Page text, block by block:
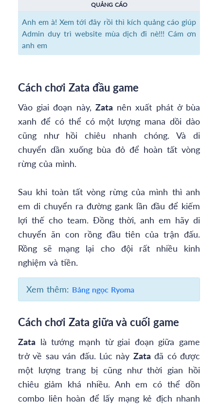
QUẢNG CÁO
Anh em à! Xem tới đây rồi thì kích quảng cáo giúp
Admin duy trì website mùa dịch đi nè!!! Cám ơn
anh em
Cách chơi Zata đầu game
Vào giai đoạn này, Zatanên xuất phát ở bùa
xanh để có thể có một lượng mana dồi dào
cũng như hồi chiêu nhanh chóng. Và di
chuyển dần xuống bùa đỏ để hoàn tất vòng
rừng của mình.
Sau khi toàn tất vòng rừng của mình thì anh
em di chuyển ra đường gank lần đầu để kiếm
lợi thế cho team. Đồng thời, anh em hãy di
chuyển ăn con rồng đầu tiên của trận đấu.
Rồng sẽ mạng lại cho đội rất nhiều kinh
nghiệm và tiền.
Xem thêm: Bảng ngọc Ryoma
Cách chơi Zata giữa và cuối game
Zata là tướng mạnh từ giai đoạn giữa game
trở về sau ván đấu. Lúc này Zatađã có được
một lượng trang bị cũng như thời gian hồi
chiêu giảm khá nhiều. Anh em có thể dồn
combo liên hoàn để lấy mạng kẻ địch nhanh